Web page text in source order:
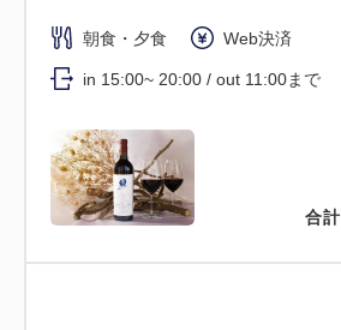
合計
朝食・夕食 Web決済
in 15:00~ 20:00 / out 11:00まで